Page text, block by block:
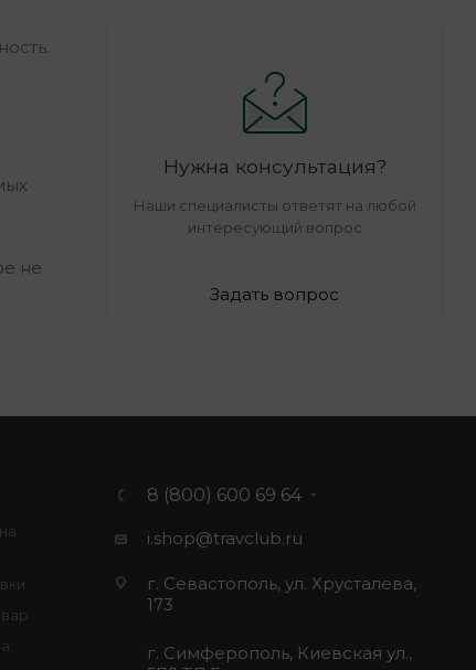
не
Нужна консультация?
Наши специалисты ответят на любой
интересующий вопрос
Задать вопрос
8 (800) 600 69 64
i.shop@travclub.ru
г. Севастополь, ул. Хрусталева,
173
г. Симферополь, Киевская ул.,